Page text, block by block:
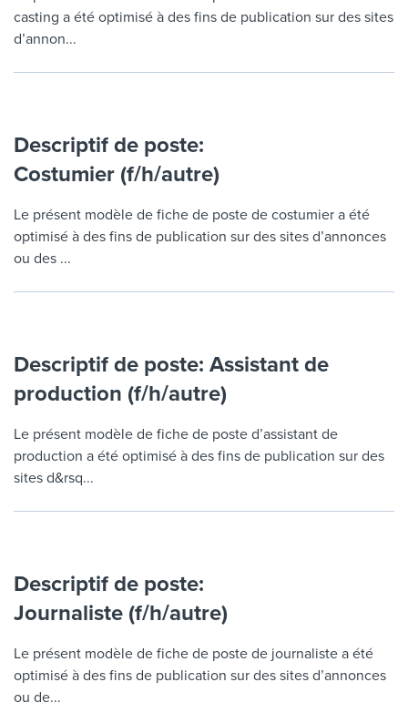
casting a été optimisé à des fins de publication sur des sites
d’annon...
Descriptif de poste:
Costumier (f/h/autre)
Le présent modèle de fiche de poste de costumier a été
optimisé à des fins de publication sur des sites d’annonces
ou des ...
Descriptif de poste: Assistant de
production (f/h/autre)
Le présent modèle de fiche de poste d’assistant de
production a été optimisé à des fins de publication sur des
sites d&rsq...
Descriptif de poste:
Journaliste (f/h/autre)
Le présent modèle de fiche de poste de journaliste a été
optimisé à des fins de publication sur des sites d’annonces
ou de...